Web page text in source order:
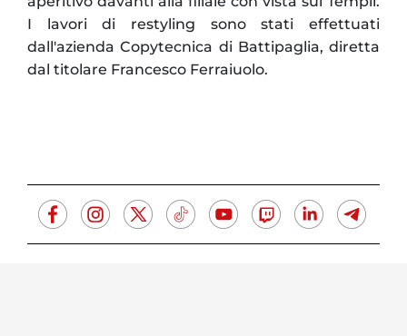
I lavori di restyling sono stati effettuati
dall'azienda Copytecnica di Battipaglia, diretta
dal titolare Francesco Ferraiuolo.